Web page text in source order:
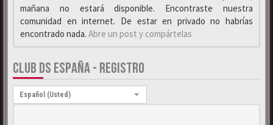
mañana no estará disponible. Encontraste nuestra
comunidad en internet. De estar en privado no habrías
encontrado nada. Abre un post y compártelas
CLUB DS ESPAÑA - REGISTRO
Idioma:
Español (Usted)